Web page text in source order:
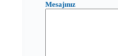
Mesajınız